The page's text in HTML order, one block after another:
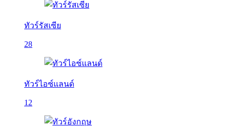
ทัวร์รัสเซีย
28
ทัวร์ไอซ์แลนด์
12